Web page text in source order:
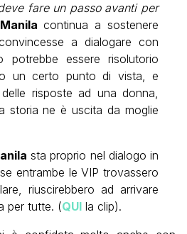
fare un passo avanti per
Manila continua a sostenere
a dialogare con
essere risolutorio
un certo punto di vista, e
risposte ad una donna,
storia ne è uscita da moglie
sta proprio nel dialogo in
entrambe le VIP trovassero
riuscirebbero ad arrivare
per tutte. (QUI la clip).